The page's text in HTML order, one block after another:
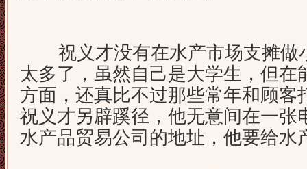
祝义才没有在水产市场支摊做
太多了，虽然自己是大学生，但在
方面，还真比不过那些常年和顾客
祝义才另辟蹊径，他无意间在一张
水产品贸易公司的地址，他要给水